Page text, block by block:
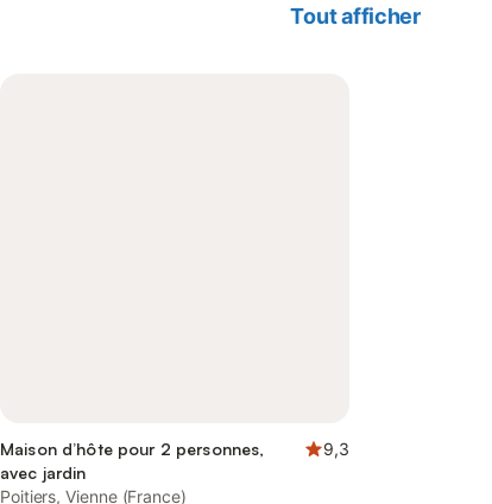
Tout afficher
Maison d’hôte pour 2 personnes,
avec jardin
9,3
Poitiers, Vienne (France)